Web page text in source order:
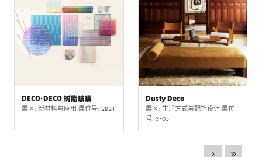
DECO·DECO 树脂玻璃
展区: 新材料与应用 展位号: 2B24
Dusty Deco
展区: 生活方式与配饰设计 展位
号: 3F05